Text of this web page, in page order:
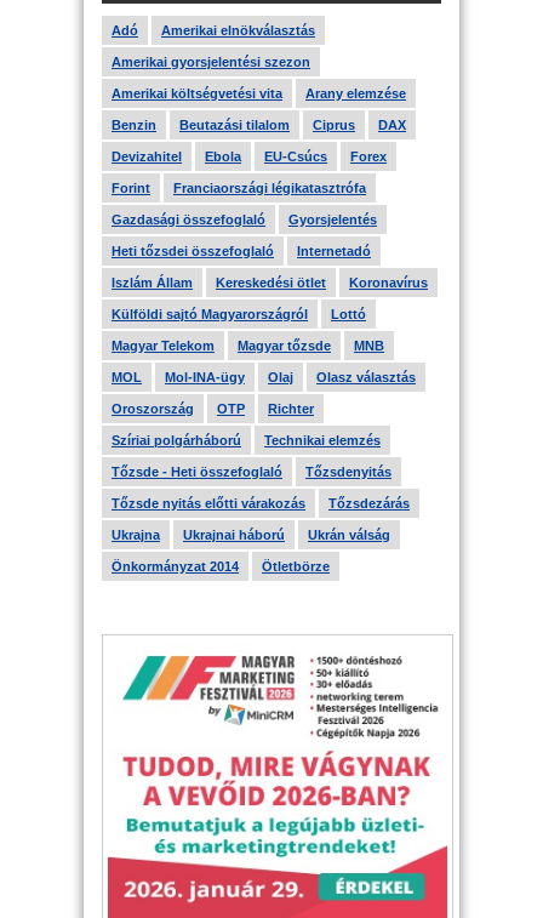
Adó Amerikai elnökválasztás
Amerikai gyorsjelentési szezon
Amerikai költségvetési vita Arany elemzése
Benzin Beutazási tilalom Ciprus DAX
Devizahitel Ebola EU-Csúcs Forex
Forint Franciaországi légikatasztrófa
Gazdasági összefoglaló Gyorsjelentés
Heti tőzsdei összefoglaló Internetadó
Iszlám Állam Kereskedési ötlet Koronavírus
Külföldi sajtó Magyarországról Lottó
Magyar Telekom Magyar tőzsde MNB
MOL Mol-INA-ügy Olaj Olasz választás
Oroszország OTP Richter
Szíriai polgárháború Technikai elemzés
Tőzsde - Heti összefoglaló Tőzsdenyitás
Tőzsde nyitás előtti várakozás Tőzsdezárás
Ukrajna Ukrajnai háború Ukrán válság
Önkormányzat 2014 Ötletbörze